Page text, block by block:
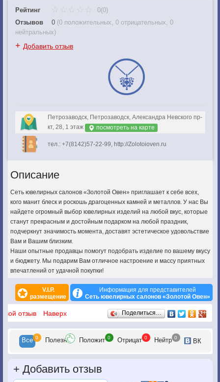
Рейтинг
0(0)
Отзывов
0 (0 положительных, 0 отрицательных, 0
нейтральных)
+ Добавить отзыв
Петрозаводск, Петрозаводск, Александра Невского пр-
кт, 28, 1 этаж
посмотреть на карте
тел.: +7(8142)57-22-99, http://Zolotoioven.ru
Описание
Сеть ювелирных салонов «Золотой Овен» приглашает к себе всех,
кого манит блеск и роскошь драгоценных камней и металлов. У нас Вы
найдете огромный выбор ювелирных изделий на любой вкус, которые
станут прекрасным и достойным подарком на любой праздник,
подчеркнут значимость момента, доставят эстетическое удовольствие
Вам и Вашим близким.
Наши опытные продавцы помогут подобрать изделие по вашему вкусу
и бюджету. Мы подарим Вам отличное настроение и массу приятных
впечатлений от удачной покупки!
V.I.P.
размещение
Информация для представителей
Сеть ювелирных салонов «Золотой Овен»
Отзывы
отзыв Наверх Поделиться…
Все 0 Полезн Положит 0 Отрицат 0 Нейтр 0 ВК
+ Добавить отзыв